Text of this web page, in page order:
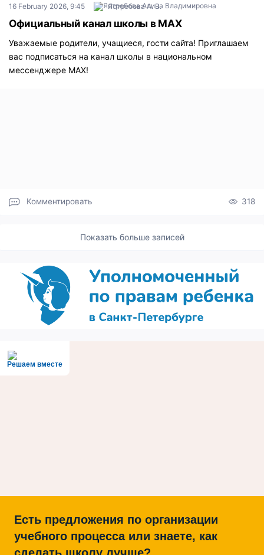
16 February 2026, 9:45 Ястребова А. В.
Официальный канал школы в МАХ
Уважаемые родители, учащиеся, гости сайта! Приглашаем
вас подписаться на канал школы в национальном
мессенджере МАХ!
Комментировать 318
Показать больше записей
Решаем вместе
Есть предложения по организации
учебного процесса или знаете, как